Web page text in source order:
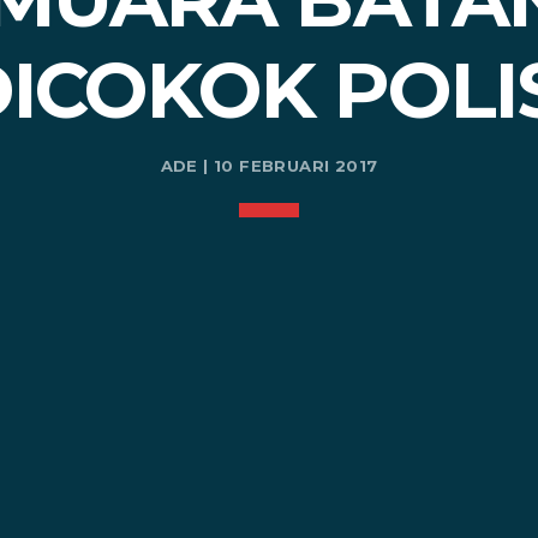
ADE | 10 FEBRUARI 2017